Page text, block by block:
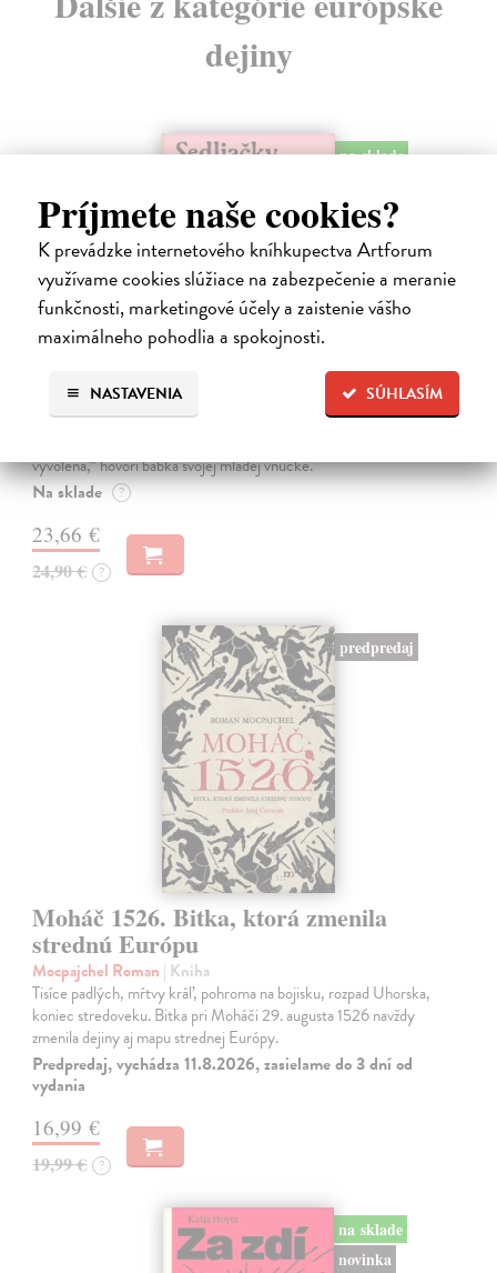
Príjmete naše cookies?
K prevádzke internetového kníhkupectva Artforum
využívame cookies slúžiace na zabezpečenie a meranie
funkčnosti, marketingové účely a zaistenie vášho
maximálneho pohodlia a spokojnosti.
SÚHLASÍM
NASTAVENIA
dejiny
na sklade
Sedliačky
Kuciel-Frydryszak Joanna
vyvolená,“ hovorí babka svojej mladej vnučke.
Na sklade ?
23,66 €
24,90 € ?
predpredaj
Moháč 1526. Bitka, ktorá zmenila
strednú Európu
Mocpajchel Roman | Kniha
Tisíce padlých, mŕtvy kráľ, pohroma na bojisku, rozpad Uhorska,
koniec stredoveku. Bitka pri Moháči 29. augusta 1526 navždy
zmenila dejiny aj mapu strednej Európy.
Predpredaj, vychádza 11.8.2026, zasielame do 3 dní od
vydania
16,99 €
19,99 € ?
na sklade
novinka